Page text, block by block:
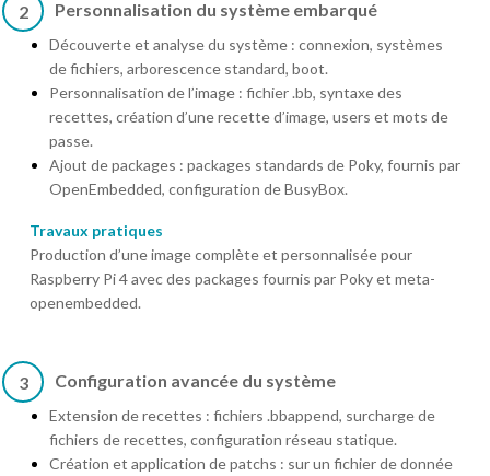
2 Personnalisation du système embarqué
Découverte et analyse du système : connexion, systèmes
de fichiers, arborescence standard, boot.
Personnalisation de l’image : fichier .bb, syntaxe des
recettes, création d’une recette d’image, users et mots de
passe.
Ajout de packages : packages standards de Poky, fournis par
OpenEmbedded, configuration de BusyBox.
Travaux pratiques
Production d’une image complète et personnalisée pour
Raspberry Pi 4 avec des packages fournis par Poky et meta-
openembedded.
3 Configuration avancée du système
Extension de recettes : fichiers .bbappend, surcharge de
fichiers de recettes, configuration réseau statique.
Création et application de patchs : sur un fichier de donnée